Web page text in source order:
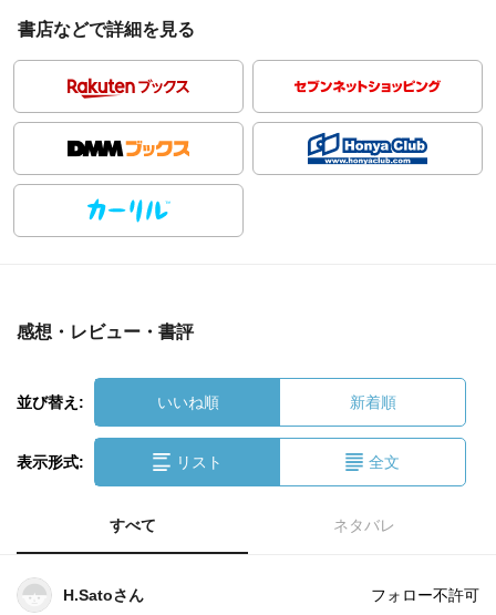
書店などで詳細を見る
感想・レビュー・書評
並び替え: いいね順 新着順
表示形式: リスト 全文
すべて ネタバレ
H.Satoさん フォロー不許可